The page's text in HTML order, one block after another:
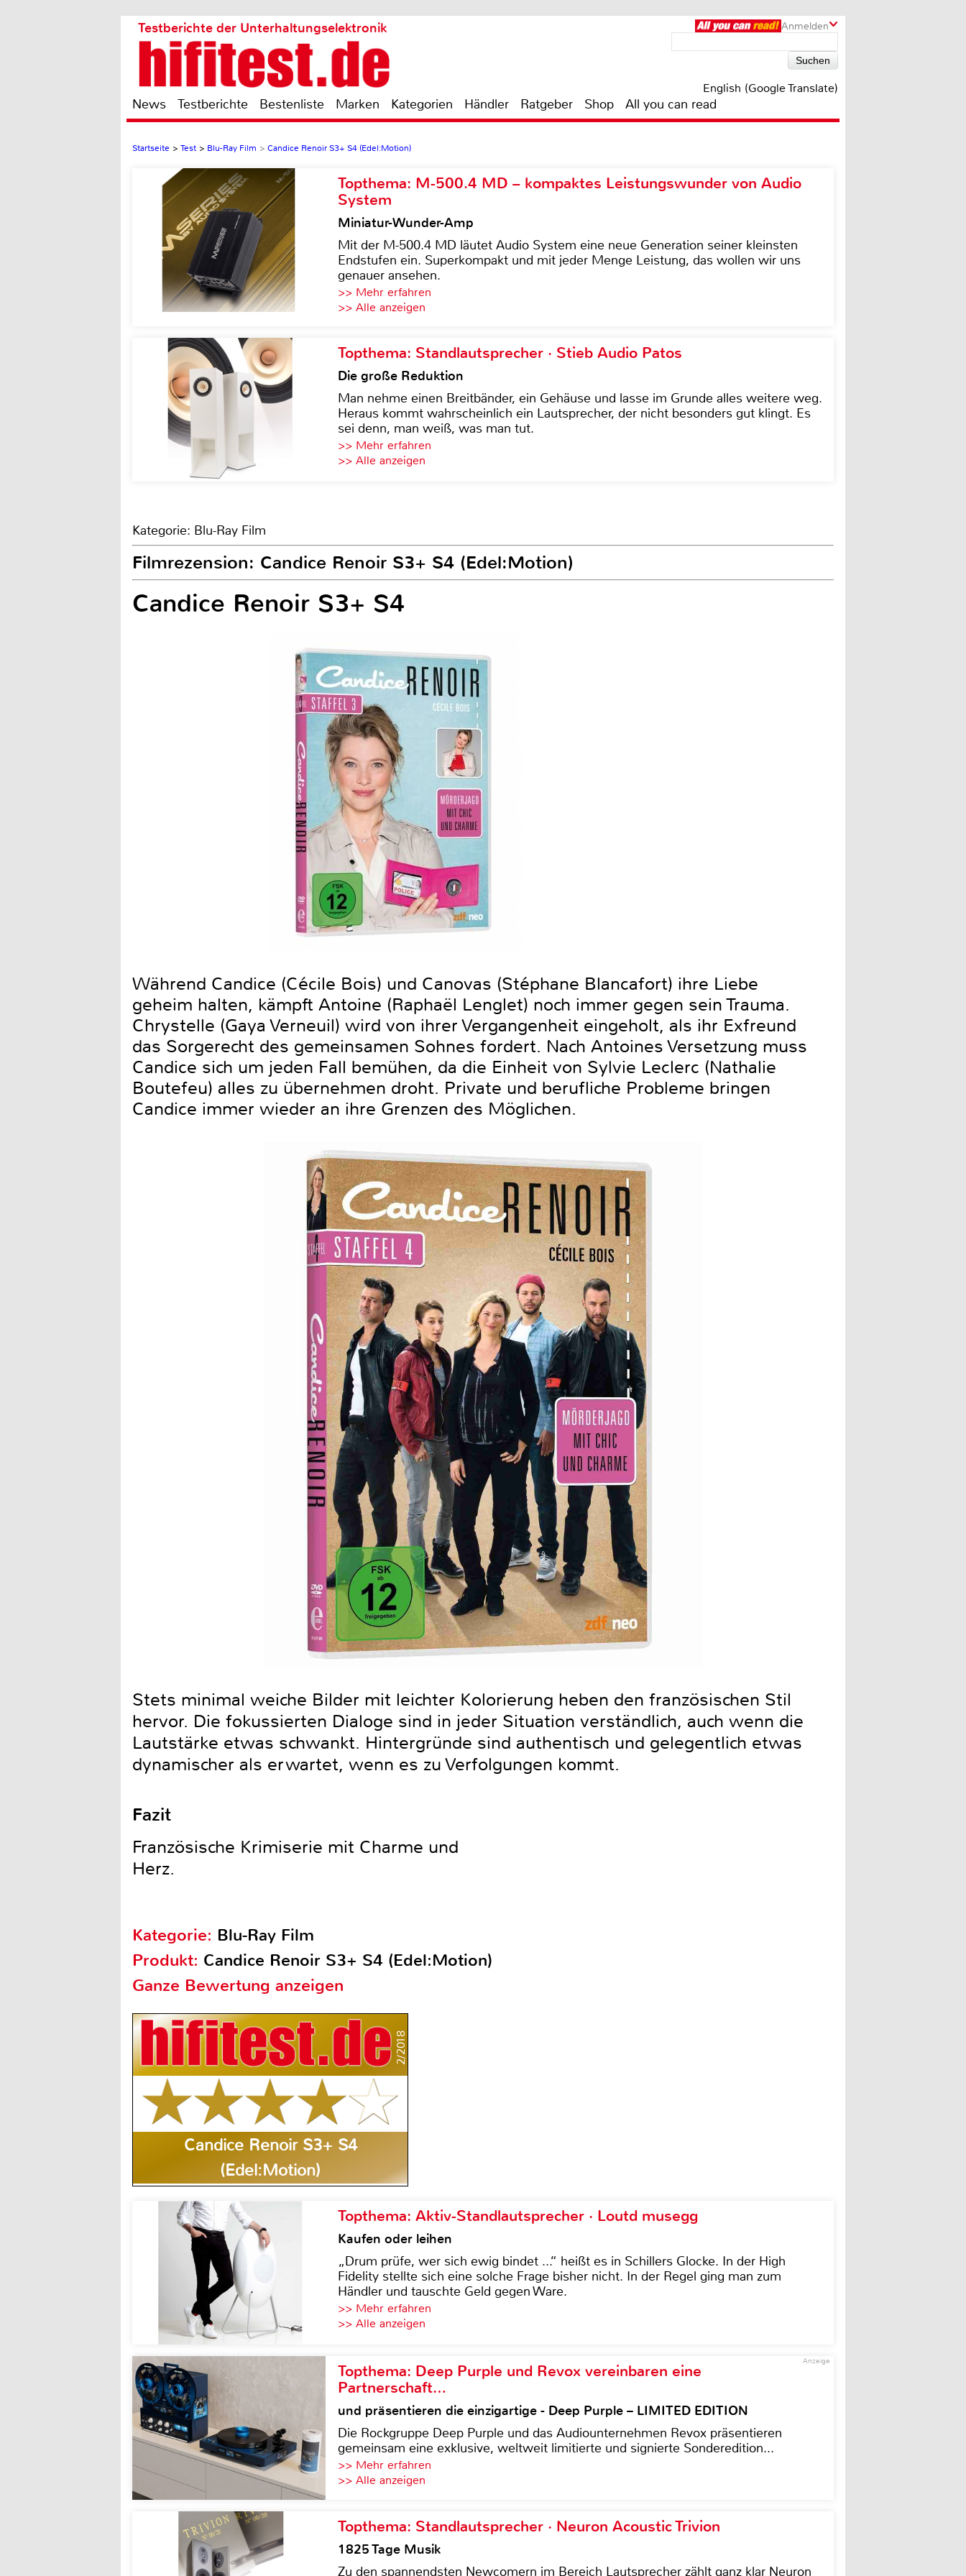
Anmelden
Testberichte der Unterhaltungselektronik
English (Google Translate)
News Testberichte Bestenliste Marken Kategorien Händler Ratgeber Shop All you can read
Startseite > Test > Blu-Ray Film > Candice Renoir S3+ S4 (Edel:Motion)
Topthema: M-500.4 MD – kompaktes Leistungswunder von Audio
System
Miniatur-Wunder-Amp
Mit der M-500.4 MD läutet Audio System eine neue Generation seiner kleinsten
Endstufen ein. Superkompakt und mit jeder Menge Leistung, das wollen wir uns
genauer ansehen.
>> Mehr erfahren
>> Alle anzeigen
Topthema: Standlautsprecher · Stieb Audio Patos
Die große Reduktion
Man nehme einen Breitbänder, ein Gehäuse und lasse im Grunde alles weitere weg.
Heraus kommt wahrscheinlich ein Lautsprecher, der nicht besonders gut klingt. Es
sei denn, man weiß, was man tut.
>> Mehr erfahren
>> Alle anzeigen
Kategorie: Blu-Ray Film
Filmrezension: Candice Renoir S3+ S4 (Edel:Motion)
Candice Renoir S3+ S4
Während Candice (Cécile Bois) und Canovas (Stéphane Blancafort) ihre Liebe
geheim halten, kämpft Antoine (Raphaël Lenglet) noch immer gegen sein Trauma.
Chrystelle (Gaya Verneuil) wird von ihrer Vergangenheit eingeholt, als ihr Exfreund
das Sorgerecht des gemeinsamen Sohnes fordert. Nach Antoines Versetzung muss
Candice sich um jeden Fall bemühen, da die Einheit von Sylvie Leclerc (Nathalie
Boutefeu) alles zu übernehmen droht. Private und berufliche Probleme bringen
Candice immer wieder an ihre Grenzen des Möglichen.
Stets minimal weiche Bilder mit leichter Kolorierung heben den französischen Stil
hervor. Die fokussierten Dialoge sind in jeder Situation verständlich, auch wenn die
Lautstärke etwas schwankt. Hintergründe sind authentisch und gelegentlich etwas
dynamischer als erwartet, wenn es zu Verfolgungen kommt.
Fazit
Französische Krimiserie mit Charme und
Herz.
Kategorie: Blu-Ray Film
Produkt: Candice Renoir S3+ S4 (Edel:Motion)
Ganze Bewertung anzeigen
2/2018
Candice Renoir S3+ S4
(Edel:Motion)
Topthema: Aktiv-Standlautsprecher · Loutd musegg
Kaufen oder leihen
„Drum prüfe, wer sich ewig bindet ...“ heißt es in Schillers Glocke. In der High
Fidelity stellte sich eine solche Frage bisher nicht. In der Regel ging man zum
Händler und tauschte Geld gegen Ware.
>> Mehr erfahren
>> Alle anzeigen
Anzeige
Topthema: Deep Purple und Revox vereinbaren eine
Partnerschaft…
und präsentieren die einzigartige - Deep Purple – LIMITED EDITION
Die Rockgruppe Deep Purple und das Audiounternehmen Revox präsentieren
gemeinsam eine exklusive, weltweit limitierte und signierte Sonderedition...
>> Mehr erfahren
>> Alle anzeigen
Topthema: Standlautsprecher · Neuron Acoustic Trivion
1825 Tage Musik
Zu den spannendsten Newcomern im Bereich Lautsprecher zählt ganz klar Neuron